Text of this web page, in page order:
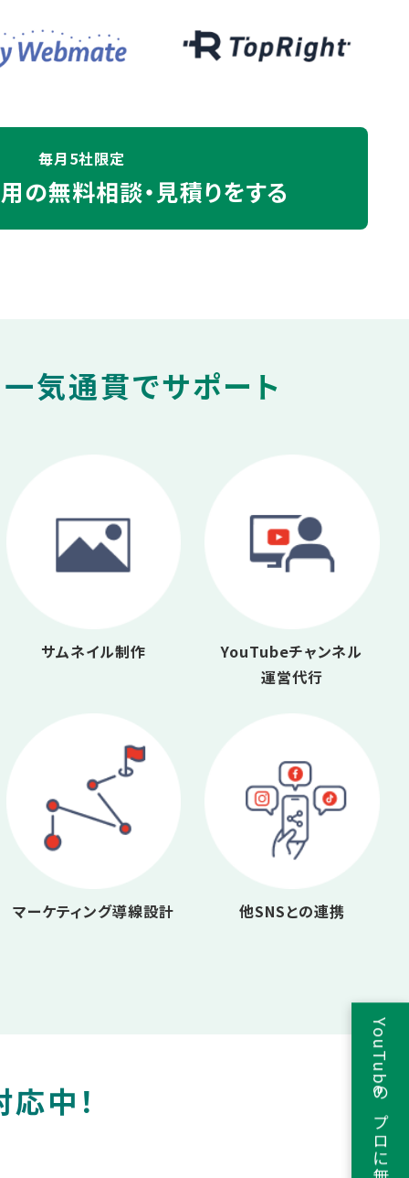
毎月5社限定
の無料相談・見積りをする
気通貫でサポート
サムネイル制作
YouTubeチャンネル
運営代行
マーケティング導線設計 他SNSとの連携
中！ YouTubeのプロに無料相談